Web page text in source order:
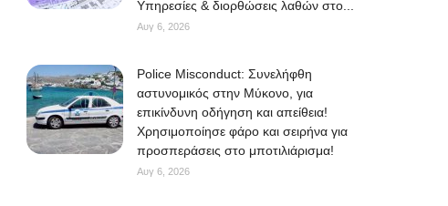
Υπηρεσίες & διορθώσεις λαθών στο...
Αυγ 6, 2026
Police Misconduct: Συνελήφθη
αστυνομικός στην Μύκονο, για
επικίνδυνη οδήγηση και απείθεια!
Χρησιμοποίησε φάρο και σειρήνα για
προσπεράσεις στο μποτιλιάρισμα!
Αυγ 6, 2026